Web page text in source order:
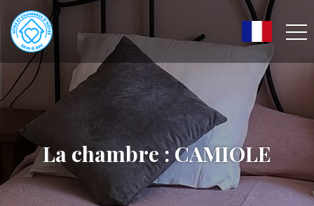
La chambre : CAMIOLE